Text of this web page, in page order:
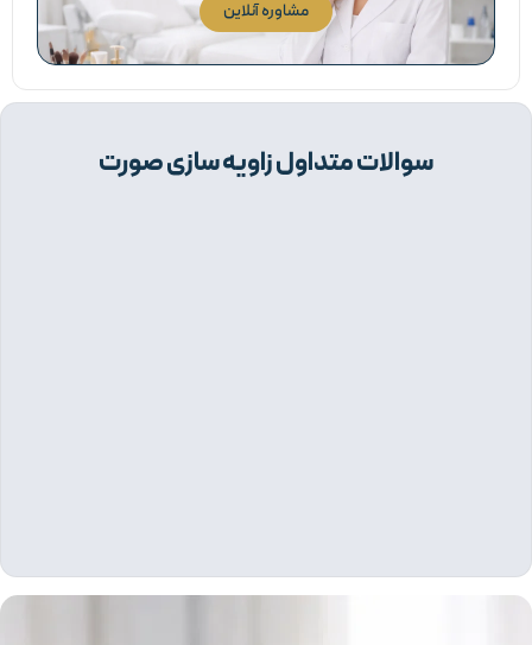
مشاوره آنلاین
سوالات متداول زاویه سازی صورت